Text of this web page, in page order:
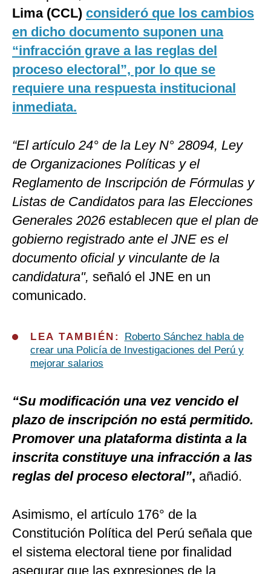
Lima (CCL) consideró que los cambios
en dicho documento suponen una
“infracción grave a las reglas del
proceso electoral”, por lo que se
requiere una respuesta institucional
inmediata.
“El artículo 24° de la Ley N° 28094, Ley
de Organizaciones Políticas y el
Reglamento de Inscripción de Fórmulas y
Listas de Candidatos para las Elecciones
Generales 2026 establecen que el plan de
gobierno registrado ante el JNE es el
documento oficial y vinculante de la
candidatura", señaló el JNE en un
comunicado.
LEA TAMBIÉN:
Roberto Sánchez habla de
crear una Policía de Investigaciones del Perú y
mejorar salarios
“Su modificación una vez vencido el
plazo de inscripción no está permitido.
Promover una plataforma distinta a la
inscrita constituye una infracción a las
reglas del proceso electoral”, añadió.
Asimismo, el artículo 176° de la
Constitución Política del Perú señala que
el sistema electoral tiene por finalidad
asegurar que las expresiones de la